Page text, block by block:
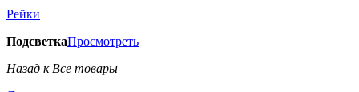
Рейки
ПодсветкаПросмотреть
Назад к Все товары